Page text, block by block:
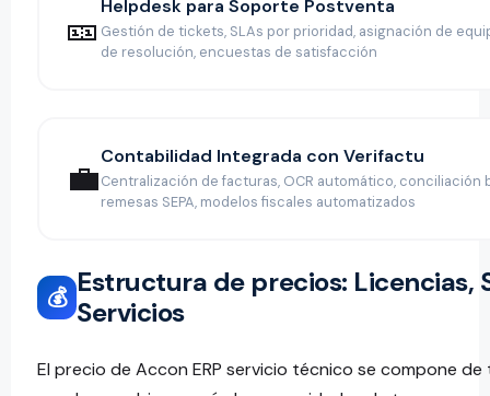
🎫 Helpdesk para Soporte Postventa
Gestión de tickets, SLAs por prioridad, asignación de
de resolución, encuestas de satisfacción
💼Contabilidad Integrada con Verifactu
Centralización de facturas, OCR automático, conciliación
remesas SEPA, modelos fiscales automatizados
💰 Estructura de precios: Licencias,
Servicios
El precio de Accon ERP servicio técnico se compone